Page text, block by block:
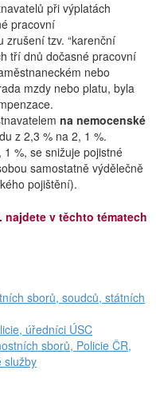
při výplatách
pracovní
zrušení tzv. “karenční
tří dnů dočasné pracovní
nebo
mzdy nebo platu, byla
na nemocenské
z 2,3 % na 2, 1 %.
%, se snižuje pojistné
samostatně výdělečně
pojištění).
najdete v těchto tématech
sborů, soudců, státních
úředníci ÚSC
sborů, Policie ČR,
služby